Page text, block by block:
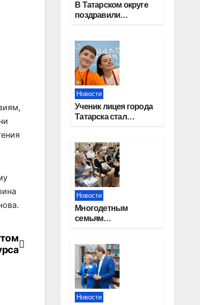
В Татарском округе
поздравили
отрасли
Новости
Ученик лицея города
Татарска стал
Новости
Многодетным
семьям
сертификаты на
приобретение
автомобилей
Новости